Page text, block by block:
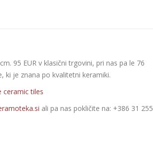
95 EUR v klasični trgovini, pri nas pa le 76
ki je znana po kvalitetni keramiki.
ceramic tiles
ali pa nas pokličite na: +386 31 255